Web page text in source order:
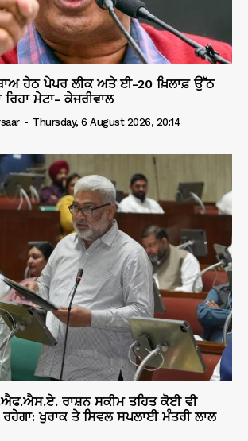
ਹੇਠ ਪੇਪਰ ਲੀਕ ਅਤੇ ਈ-20 ਖ਼ਿਲਾਫ਼ ਉੱਠ
ਮੇਟਾ- ਕੇਜਰੀਵਾਲ
- Thursday, 6 August 2026, 20:14
ਰਾਸ਼ਨ ਸਕੀਮ ਤਹਿਤ ਕੋਈ ਵੀ
ਰਹੇਗਾ: ਖੁਰਾਕ ਤੇ ਸਿਵਲ ਸਪਲਾਈ ਮੰਤਰੀ ਲਾਲ